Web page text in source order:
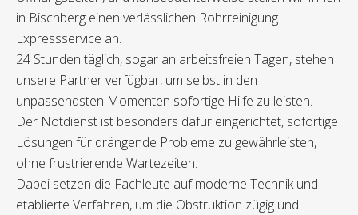
in Bischberg einen verlässlichen Rohrreinigung
Expressservice an.
24 Stunden täglich, sogar an arbeitsfreien Tagen, stehen
unsere Partner verfügbar, um selbst in den
unpassendsten Momenten sofortige Hilfe zu leisten.
Der Notdienst ist besonders dafür eingerichtet, sofortige
Lösungen für drängende Probleme zu gewährleisten,
ohne frustrierende Wartezeiten.
Dabei setzen die Fachleute auf moderne Technik und
etablierte Verfahren, um die Obstruktion zügig und